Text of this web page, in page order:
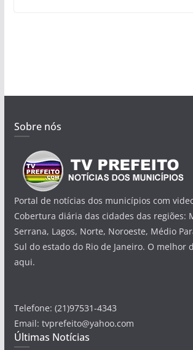
Sobre nós
Portal de notícias dos municípios com
Cobertura diária das cidades das regiões:
Serrana, Lagos, Norte, Noroeste, Médio
Sul do estado do Rio de Janeiro. O melhor
aqui.
Telefone: (21)97531-4343
Email: tvprefeito@yahoo.com
Últimas Notícias